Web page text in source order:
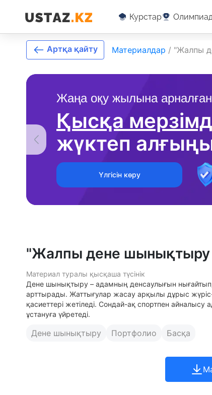
Курстар
Жаңа оқу жылына арналған
Қысқа
жүктеп
Үлгісін көру
Артқа қайту Материалдар / "Жалпы
"Жалпы дене шынықтыру
Материал туралы қысқаша түсінік
Дене шынықтыру – адамның денсаулығын нығайтып,
арттырады. Жаттығулар жасау арқылы дұрыс
қасиеттері жетіледі. Сондай-ақ спортпен
ұстануға үйретеді.
Дене шынықтыру Портфолио Басқа